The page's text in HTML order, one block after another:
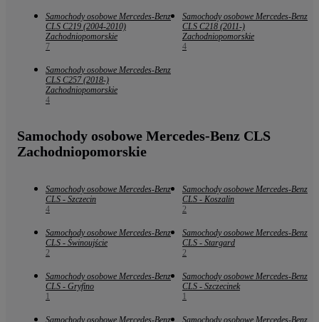
Samochody osobowe Mercedes-Benz
CLS C219 (2004-2010)
Zachodniopomorskie
7
Samochody osobowe Mercedes-Benz
CLS C218 (2011-)
Zachodniopomorskie
4
Samochody osobowe Mercedes-Benz
CLS C257 (2018-)
Zachodniopomorskie
4
Samochody osobowe Mercedes-Benz CLS
Zachodniopomorskie
Samochody osobowe Mercedes-Benz
CLS - Szczecin
4
Samochody osobowe Mercedes-Benz
CLS - Koszalin
2
Samochody osobowe Mercedes-Benz
CLS - Świnoujście
2
Samochody osobowe Mercedes-Benz
CLS - Stargard
2
Samochody osobowe Mercedes-Benz
CLS - Gryfino
1
Samochody osobowe Mercedes-Benz
CLS - Szczecinek
1